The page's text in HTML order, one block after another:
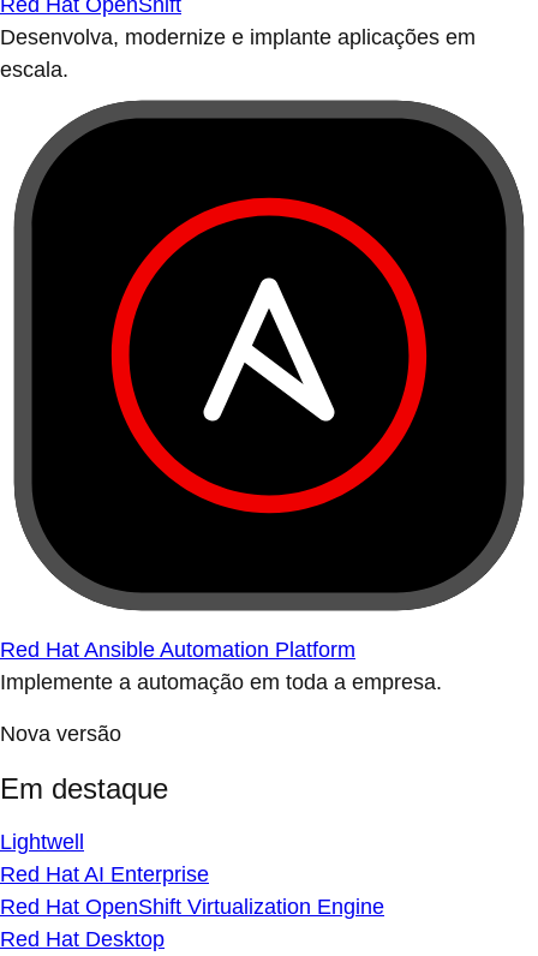
Red Hat OpenShift
Desenvolva, modernize e implante aplicações em
escala.
Red Hat Ansible Automation Platform
Implemente a automação em toda a empresa.
Nova versão
Em destaque
Lightwell
Red Hat AI Enterprise
Red Hat OpenShift Virtualization Engine
Red Hat Desktop